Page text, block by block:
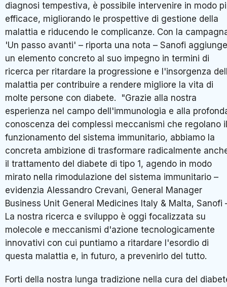
diagnosi tempestiva, è possibile intervenire in modo
efficace, migliorando le prospettive di gestione della
malattia e riducendo le complicanze. Con la
'Un passo avanti' – riporta una nota – Sanofi aggiunge
un elemento concreto al suo impegno in termini di
ricerca per ritardare la progressione e l'insorgenza
malattia per contribuire a rendere migliore la vita di
molte persone con diabete. "Grazie alla nostra
esperienza nel campo dell'immunologia e alla
conoscenza dei complessi meccanismi che regolano il
funzionamento del sistema immunitario, abbiamo la
concreta ambizione di trasformare radicalmente
il trattamento del diabete di tipo 1, agendo in modo
mirato nella rimodulazione del sistema immunitario –
evidenzia Alessandro Crevani, General Manager
Business Unit General Medicines Italy & Malta, Sanofi
La nostra ricerca e sviluppo è oggi focalizzata su
molecole e meccanismi d'azione tecnologicamente
innovativi con cui puntiamo a ritardare l'esordio di
questa malattia e, in futuro, a prevenirlo del tutto.
Forti della nostra lunga tradizione nella cura del